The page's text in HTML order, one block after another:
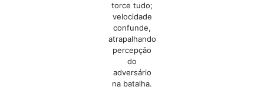
torce tudo;
velocidade
confunde,
atrapalhando
percepção
do
adversário
na batalha.